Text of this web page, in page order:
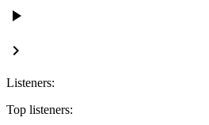
play_arrow
keyboard_arrow_right
Listeners:
Top listeners: